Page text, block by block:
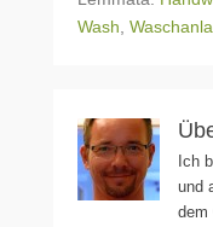
Wash,
Ich
und
dem